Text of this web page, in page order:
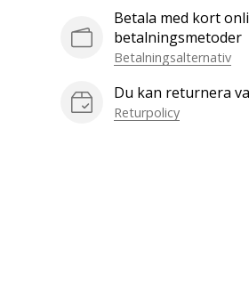
Betala med kort
betalningsmetoder
Betalningsalternativ
Du kan returnera
Returpolicy